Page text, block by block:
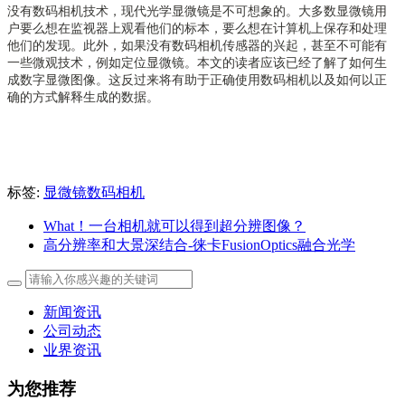
没有数码相机技术，现代光学显微镜是不可想象的。大多数显微镜用
户要么想在监视器上观看他们的标本，要么想在计算机上保存和处理
他们的发现。此外，如果没有数码相机传感器的兴起，甚至不可能有
一些微观技术，例如定位显微镜。本文的读者应该已经了解了如何生
成数字显微图像。这反过来将有助于正确使用数码相机以及如何以正
确的方式解释生成的数据。
标签: 显微镜数码相机
What！一台相机就可以得到超分辨图像？
高分辨率和大景深结合-徕卡FusionOptics融合光学
新闻资讯
公司动态
业界资讯
为您推荐